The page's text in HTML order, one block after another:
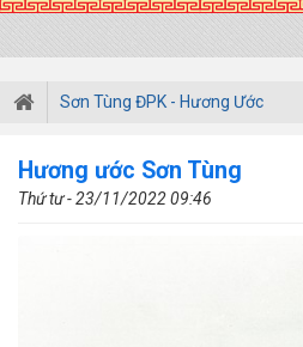
Sơn Tùng ĐPK - Hương Ước
Hương ước Sơn Tùng
Thứ tư - 23/11/2022 09:46